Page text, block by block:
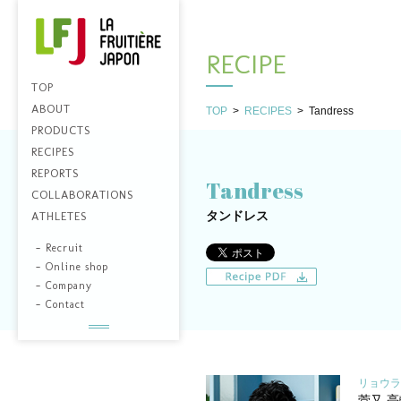
TOP
ABOUT
PRODUCTS
RECIPES
REPORTS
COLLABORATIONS
ATHLETES
- Recruit
- Online shop
- Company
- Contact
RECIPE
TOP > RECIPES > Tandress
Tandress
タンドレス
リョウラ